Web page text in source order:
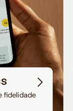
fidelidade